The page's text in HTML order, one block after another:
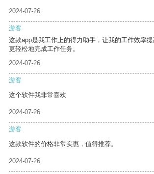
2024-07-26
游客
这款app是我工作上的得力助手，让我的工作效率
更轻松地完成工作任务。
2024-07-26
游客
这个软件我非常喜欢
2024-07-26
游客
这款软件的价格非常实惠，值得推荐。
2024-07-26